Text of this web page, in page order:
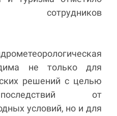
сотрудников
не только для
решений с целью
от
условий, но и для